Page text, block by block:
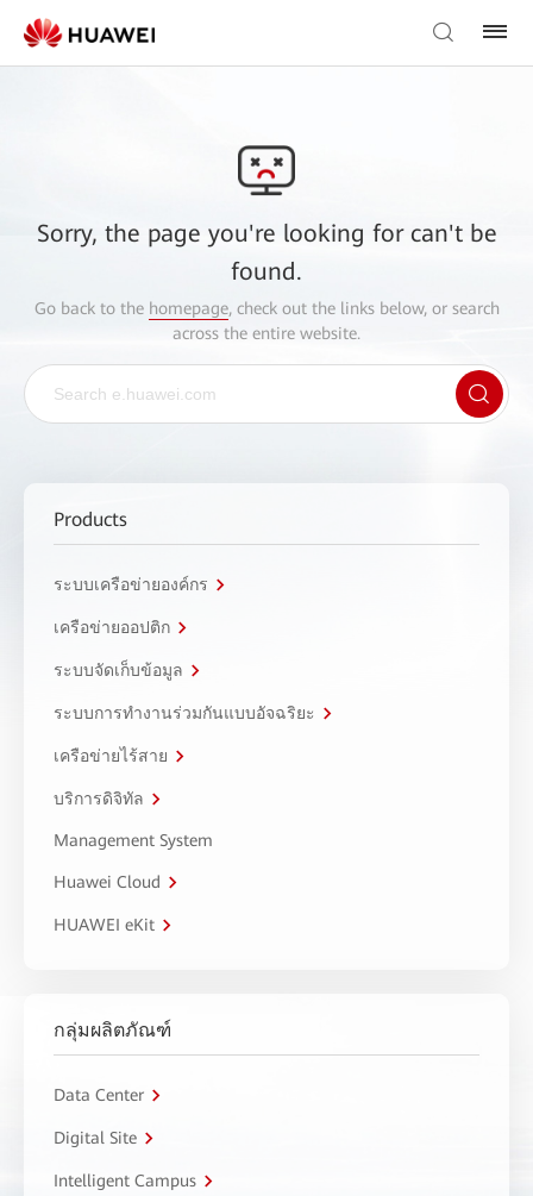
Sorry, the page you're looking for can't be
found.
Go back to the homepage, check out the links below, or search
across the entire website.
Products
ระบบเครือข่ายองค์กร
เครือข่ายออปติก
ระบบจัดเก็บข้อมูล
ระบบการทำงานร่วมกันแบบอัจฉริยะ
เครือข่ายไร้สาย
บริการดิจิทัล
Management System
Huawei Cloud
HUAWEI eKit
กลุ่มผลิตภัณฑ์
Data Center
Digital Site
Intelligent Campus